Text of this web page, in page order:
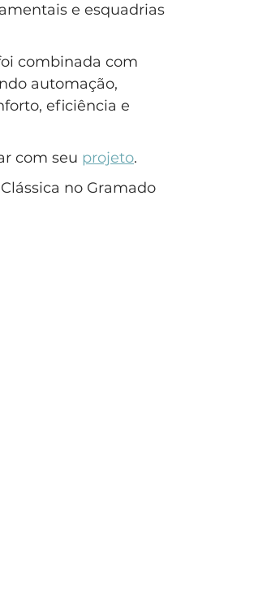
e esquadrias
combinada com
automação,
eficiência e
com seu projeto.
no Gramado